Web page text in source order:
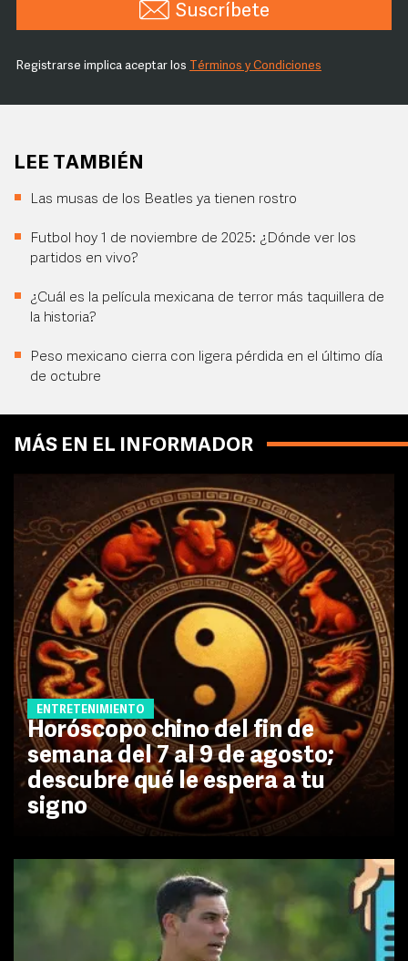
Suscríbete
Registrarse implica aceptar los Términos y Condiciones
LEE TAMBIÉN
Las musas de los Beatles ya tienen rostro
Futbol hoy 1 de noviembre de 2025: ¿Dónde ver los
partidos en vivo?
¿Cuál es la película mexicana de terror más taquillera de
la historia?
Peso mexicano cierra con ligera pérdida en el último día
de octubre
MÁS EN EL INFORMADOR
ENTRETENIMIENTO
Horóscopo chino del fin de
semana del 7 al 9 de agosto;
descubre qué le espera a tu
signo